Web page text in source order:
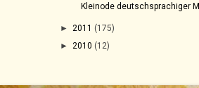
Kleinode deutschsprachiger
► 2011 (175)
► 2010 (12)